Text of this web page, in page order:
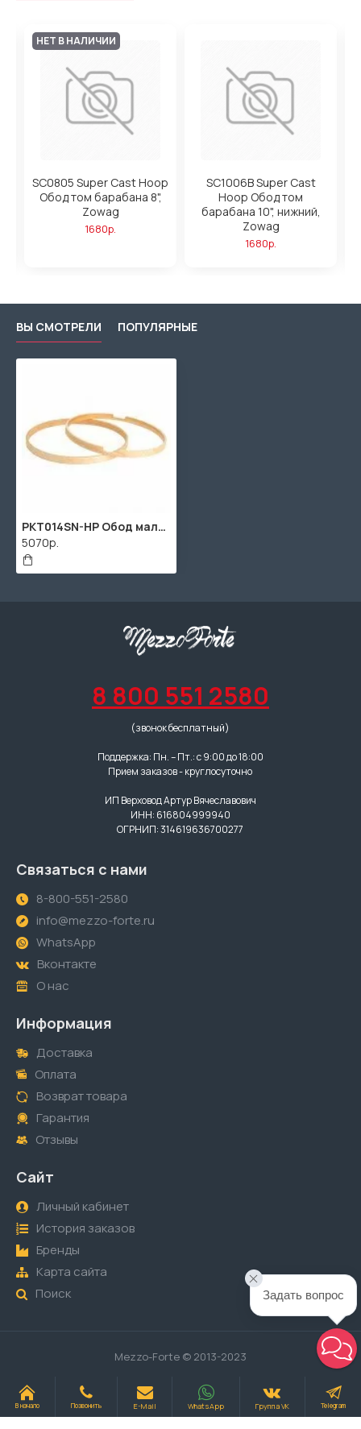
НЕТ В НАЛИЧИИ
SC0805 Super Cast Hoop
Обод том барабана 8",
Zowag
1680р.
SC1006B Super Cast
Hoop Обод том
барабана 10", нижний,
Zowag
1680р.
ВЫ СМОТРЕЛИ ПОПУЛЯРНЫЕ
PKT014SN-HP Обод малого и том барабана 14", клен, верхний, Dixon
5070р.
8 800 551 2580
(звонок бесплатный)
Поддержка: Пн. – Пт.: с 9:00 до 18:00
Прием заказов - круглосуточно
ИП Верховод Артур Вячеславович
ИНН: 616804999940
ОГРНИП: 314619636700277
Связаться с нами
8-800-551-2580
info@mezzo-forte.ru
WhatsApp
Вконтакте
О нас
Информация
Доставка
Оплата
Возврат товара
Гарантия
Отзывы
Сайт
Личный кабинет
История заказов
Бренды
Карта сайта
Поиск
Mezzo-Forte © 2013-2023
В начало Позвонить E-Mail WhatsApp Группа VK Telegram
Задать вопрос